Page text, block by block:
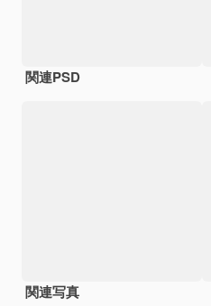
関連PSD
関連写真